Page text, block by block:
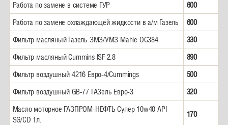
Работа по замене в системе ГУР
600
Работа по замене охлаждающей жидкости в а/м Газель
600
Фильтр масляный Газель ЗМЗ/УМЗ Mahle OC384
330
Фильтр масляный Cummins ISF 2.8
890
Фильтр воздушный 4216 Евро-4/Cummings
500
Фильтр воздушный GB-77 ГАЗель Евро-3
320
Масло моторное ГАЗПРОМ-НЕФТЬ Супер 10w40 API
SG/CD 1л.
170